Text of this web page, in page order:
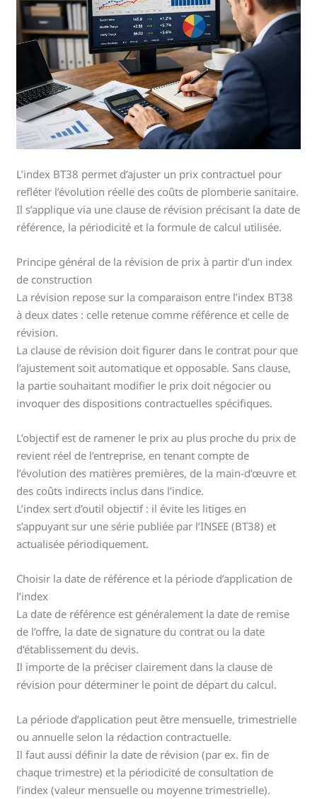
L’index BT38 permet d’ajuster un prix contractuel pour
refléter l’évolution réelle des coûts de plomberie sanitaire.
Il s’applique via une clause de révision précisant la date de
référence, la périodicité et la formule de calcul utilisée.
Principe général de la révision de prix à partir d’un index
de construction
La révision repose sur la comparaison entre l’index BT38
à deux dates : celle retenue comme référence et celle de
révision.
La clause de révision doit figurer dans le contrat pour que
l’ajustement soit automatique et opposable. Sans clause,
la partie souhaitant modifier le prix doit négocier ou
invoquer des dispositions contractuelles spécifiques.
L’objectif est de ramener le prix au plus proche du prix de
revient réel de l’entreprise, en tenant compte de
l’évolution des matières premières, de la main-d’œuvre et
des coûts indirects inclus dans l’indice.
L’index sert d’outil objectif : il évite les litiges en
s’appuyant sur une série publiée par l’INSEE (BT38) et
actualisée périodiquement.
Choisir la date de référence et la période d’application de
l’index
La date de référence est généralement la date de remise
de l’offre, la date de signature du contrat ou la date
d’établissement du devis.
Il importe de la préciser clairement dans la clause de
révision pour déterminer le point de départ du calcul.
La période d’application peut être mensuelle, trimestrielle
ou annuelle selon la rédaction contractuelle.
Il faut aussi définir la date de révision (par ex. fin de
chaque trimestre) et la périodicité de consultation de
l’index (valeur mensuelle ou moyenne trimestrielle).